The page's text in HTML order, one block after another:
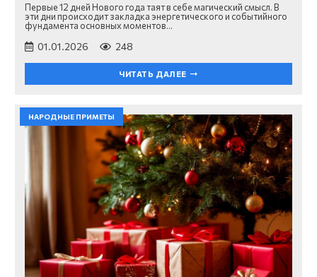
Первые 12 дней Нового года таят в себе магический смысл. В
эти дни происходит закладка энергетического и событийного
фундамента основных моментов…
01.01.2026 248
ЧИТАТЬ ДАЛЕЕ
НАРОДНЫЕ ПРИМЕТЫ